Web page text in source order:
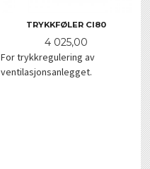
TRYKKFØLER CI80
Pris
4 025,00
For trykkregulering av
ventilasjonsanlegget.